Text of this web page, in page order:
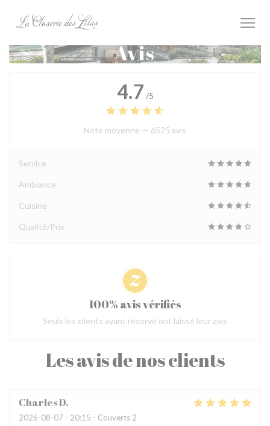
Avis
Les avis de nos clients
CharlesD
2026-08-07 - 20:15 - Couverts 2
4.7 /5
Note moyenne — 6525 avis
Service
Ambiance
Cuisine
Qualité/Prix
100% avis vérifiés
Seuls les clients ayant réservé ont laissé leur avis